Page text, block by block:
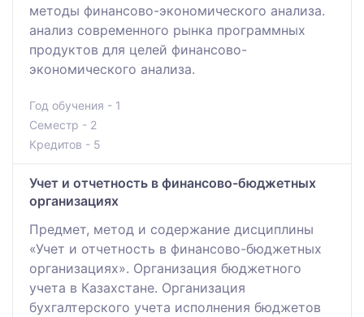
методы финансово-экономического анализа.
анализ современного рынка программных
продуктов для целей финансово-
экономического анализа.
Год обучения - 1
Семестр - 2
Кредитов - 5
Учет и отчетность в финансово-бюджетных
организациях
Предмет, метод и содержание дисциплины
«Учет и отчетность в финансово-бюджетных
организациях». Организация бюджетного
учета в Казахстане. Организация
бухгалтерского учета исполнения бюджетов